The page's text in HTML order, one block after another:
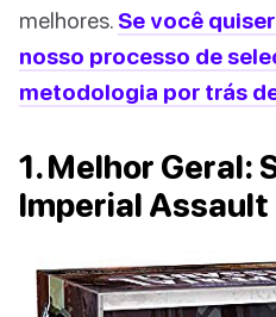
melhores. Se você
nosso processo de
metodologia por trás
1. Melhor Geral:
Imperial Assault